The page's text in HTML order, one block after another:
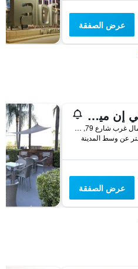
عرض الصفقة
كواليتي إن ميامي إيربورت - دورال
3959 شمال غرب شارع 79, دورال, FL, الولايات المتحدة الأميريكية
عرض الصفقة